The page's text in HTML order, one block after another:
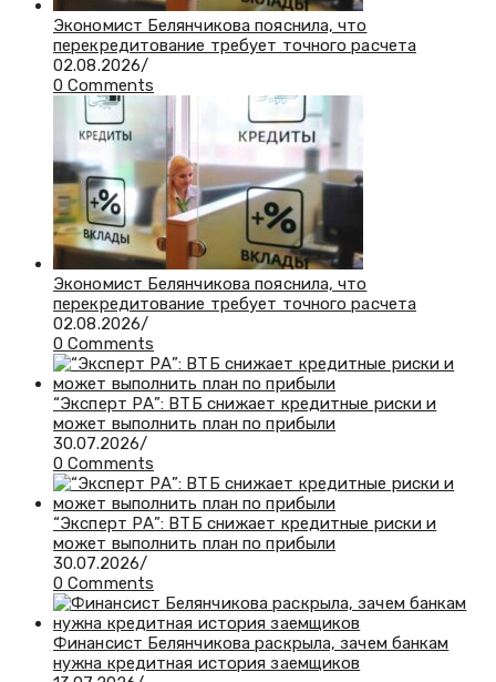
Экономист Белянчикова пояснила, что
перекредитование требует точного расчета
02.08.2026/
0 Comments
Экономист Белянчикова пояснила, что
перекредитование требует точного расчета
02.08.2026/
0 Comments
“Эксперт РА”: ВТБ снижает кредитные риски и
может выполнить план по прибыли
30.07.2026/
0 Comments
“Эксперт РА”: ВТБ снижает кредитные риски и
может выполнить план по прибыли
30.07.2026/
0 Comments
Финансист Белянчикова раскрыла, зачем банкам
нужна кредитная история заемщиков